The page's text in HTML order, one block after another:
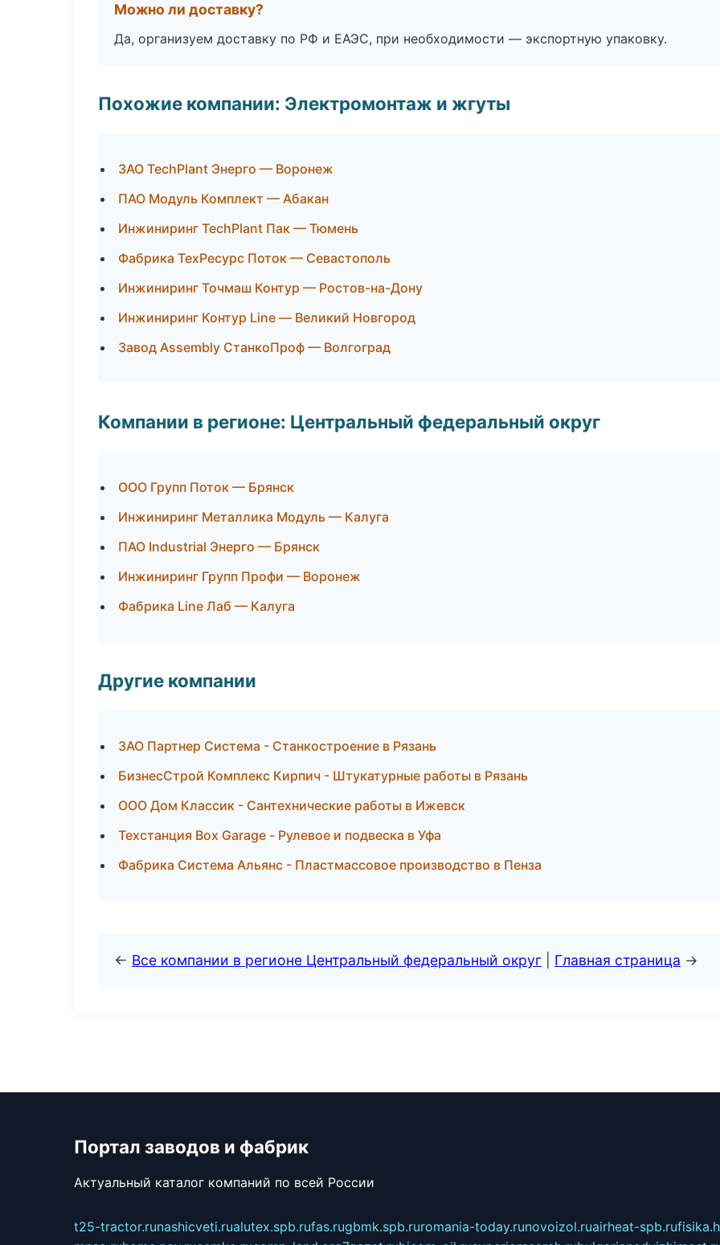
Можно ли доставку?
Да, организуем доставку по РФ и ЕАЭС, при необходимости — экспортную упаковку.
Похожие компании: Электромонтаж и жгуты
ЗАО TechPlant Энерго — Воронеж
ПАО Модуль Комплект — Абакан
Инжиниринг TechPlant Пак — Тюмень
Фабрика ТехРесурс Поток — Севастополь
Инжиниринг Точмаш Контур — Ростов-на-Дону
Инжиниринг Контур Line — Великий Новгород
Завод Assembly СтанкоПроф — Волгоград
Компании в регионе: Центральный федеральный округ
ООО Групп Поток — Брянск
Инжиниринг Металлика Модуль — Калуга
ПАО Industrial Энерго — Брянск
Инжиниринг Групп Профи — Воронеж
Фабрика Line Лаб — Калуга
Другие компании
ЗАО Партнер Система - Станкостроение в Рязань
БизнесСтрой Комплекс Кирпич - Штукатурные работы в Рязань
ООО Дом Классик - Сантехнические работы в Ижевск
Техстанция Box Garage - Рулевое и подвеска в Уфа
Фабрика Система Альянс - Пластмассовое производство в Пенза
← Все компании в регионе Центральный федеральный округ Главная страница →
Портал заводов и фабрик
Актуальный каталог компаний по всей России
t25-tractor.runashicveti.rualutex.spb.rufas.rugbmk.spb.ruromania-today.runovoizol.ruairheat-spb.ru